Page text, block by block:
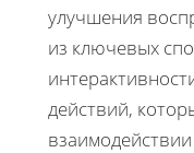
улучшения
из ключевых
действий,